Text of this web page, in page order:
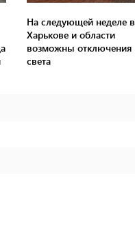
На следующей неделе в
Харькове и области
возможны отключения
света